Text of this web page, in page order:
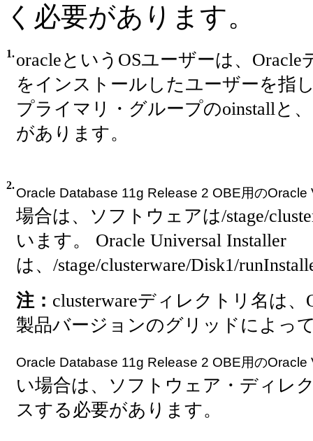
く必要があります。
1.oracleというOSユーザーは、
をインストールしたユーザーを指
プライマリ・グループのoinstallと
があります。
2.Oracle Database 11g Release 2 OBE用のOracle
場合は、ソフトウェアは/stage/
います。 Oracle Universal Installer
は、/stage/clusterware/Disk1/
注： clusterwareディレクトリ名は、
製品バージョンのグリッドによっ
Oracle Database 11g Release 2 OBE用のOracle
い場合は、ソフトウェア・ディレ
スする必要があります。